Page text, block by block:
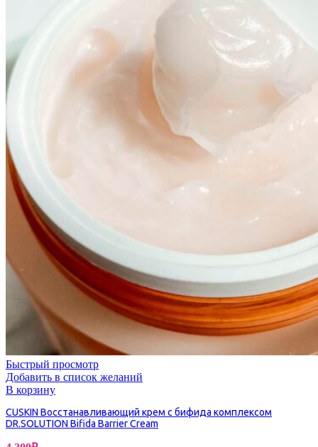
Быстрый просмотр
Добавить в список желаний
В корзину
CUSKIN Восстанавливающий крем с бифида комплексом
DR.SOLUTION Bifida Barrier Cream